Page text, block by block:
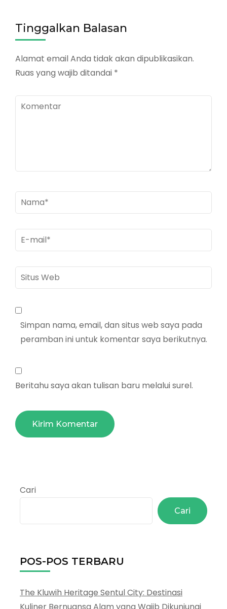
Tinggalkan Balasan
Alamat email Anda tidak akan dipublikasikan.
Ruas yang wajib ditandai *
Komentar
Nama*
E-
mail*
Situs
Web
Simpan nama, email, dan situs web saya pada
peramban ini untuk komentar saya berikutnya.
Beritahu saya akan tulisan baru melalui surel.
Cari
Cari
POS-POS TERBARU
The Kluwih Heritage Sentul City: Destinasi